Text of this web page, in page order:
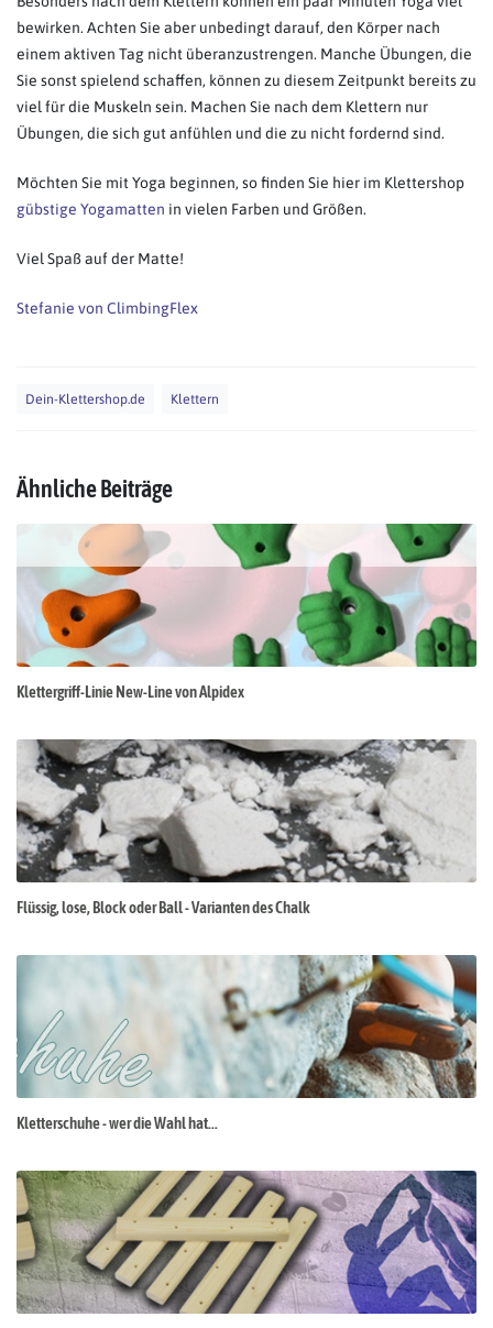
bewirken. Achten Sie aber unbedingt darauf, den Körper nach
einem aktiven Tag nicht überanzustrengen. Manche Übungen, die
Sie sonst spielend schaffen, können zu diesem Zeitpunkt bereits zu
viel für die Muskeln sein. Machen Sie nach dem Klettern nur
Übungen, die sich gut anfühlen und die zu nicht fordernd sind.
Möchten Sie mit Yoga beginnen, so finden Sie hier im Klettershop
gübstige Yogamatten in vielen Farben und Größen.
Viel Spaß auf der Matte!
Stefanie von ClimbingFlex
Dein-Klettershop.de Klettern
Ähnliche Beiträge
Klettergriff-Linie New-Line von Alpidex
Flüssig, lose, Block oder Ball - Varianten des Chalk
Kletterschuhe - wer die Wahl hat...